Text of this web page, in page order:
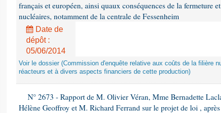
français et européen, ainsi quaux conséquences de la fermeture
nucléaires, notamment de la centrale de Fessenheim
Date de
dépôt :
05/06/2014
Voir le dossier (Commission d'enquête relative aux coûts de la filière
réacteurs et à divers aspects financiers de cette production)
N° 2673 - Rapport de M. Olivier Véran, Mme Bernadette
Hélène Geoffroy et M. Richard Ferrand sur le projet de loi ,